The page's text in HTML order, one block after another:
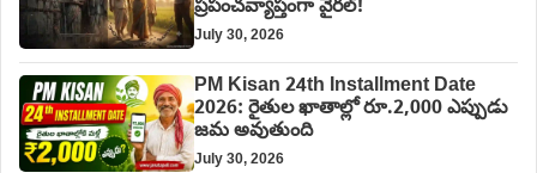
ప్రపంచవ్యాప్తంగా వైరల్!
July 30, 2026
PM Kisan 24th Installment Date
2026: రైతుల ఖాతాల్లో రూ.2,000 ఎప్పుడు
జమ అవుతుంది
July 30, 2026